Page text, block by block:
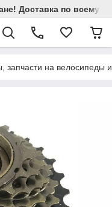
Доставка по всему
запчасти на велосипеды